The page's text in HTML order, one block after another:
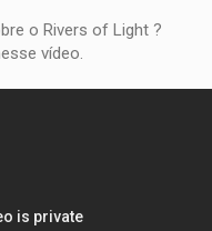
o Rivers of Light ?
vídeo.